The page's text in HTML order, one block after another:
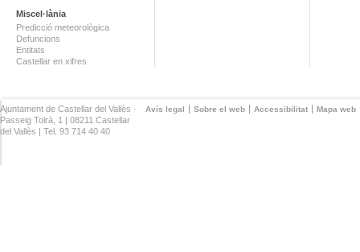
Miscel·lània
Predicció meteorològica
Defuncions
Entitats
Castellar en xifres
Avís legal Sobre el web Accessibilitat Mapa web
Ajuntament de Castellar del Vallès ·
Passeig Tolrà, 1 | 08211 Castellar
del Vallès | Tel. 93 714 40 40